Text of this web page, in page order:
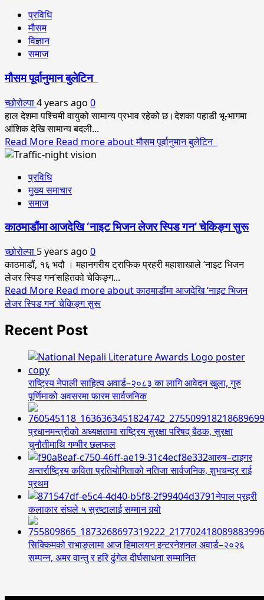
प्रविधि
मौसम
विज्ञान
समाज
मौसम पूर्वानुमान बुलेटिन
च्छोरोल्पा4 years ago 0
हाल देशमा पश्चिमी वायुको सामान्य प्रभाव रहेको छ।देशका पहाडी भू-भागमा
आंशिक देखि सामान्य बदली...
Read More Read more about मौसम पूर्वानुमान बुलेटिन
प्रविधि
मुख्य समाचार
समाज
काठमाडौंमा आजदेखि ‘नाइट भिजन लेजर स्पिड गन’ चेकिङ्ग सुरू
च्छोरोल्पा 5 years ago 0
काठमाडौं, १६ भदौ । महानगरीय ट्राफिक प्रहरी महाशाखाले ‘नाइट भिजन
लेजर स्पिड गन’सहितको चेकिङ्ग...
Read More Read more about काठमाडौंमा आजदेखि ‘नाइट भिजन
लेजर स्पिड गन’ चेकिङ्ग सुरू
Recent Post
राष्ट्रिय नेपाली साहित्य अवार्ड–२०८३ का लागि आवेदन खुला, गुरु
पूर्णिमाको अवसरमा फारम सार्वजनिक
प्रधानमन्त्रीको अध्यक्षतामा राष्ट्रिय सुरक्षा परिषद् बैठक, सुरक्षा
चुनौतीमाथि गम्भीर छलफल
आरुष–टाइगर
अन्तर्राष्ट्रिय कविता प्रतियोगिताको नतिजा सार्वजनिक, शुभचन्द्र राई
प्रथम
नेपाल प्रहरी
कलाकार संघले ५ स्रष्टालाई सम्मान गर्‍यो
सिक्किमको राभाङ्लामा आज हिमालयन इन्टरनेशनल अवार्ड–२०२६
सम्पन्न, अमर वान्तु र हरि ढुंगेल दीर्घसाधना सम्मानित